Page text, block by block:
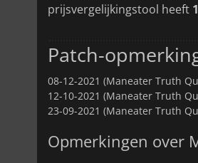
prijsvergelijkingstool heeft
Patch-
08-12-2021 (Maneater Truth
12-10-2021 (Maneater Truth
23-09-2021 (Maneater Truth
Opmerkingen over